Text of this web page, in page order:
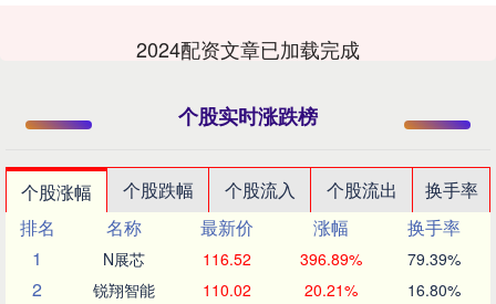
2024配资文章已加载完成
个股实时涨跌榜
个股涨幅 个股跌幅 个股流入 个股流出
换手率
排名
名称 最新价 涨幅
换手率
1
N展芯 116.52 396.89% 79.39%
2 锐翔智能 110.02 20.21% 16.80%